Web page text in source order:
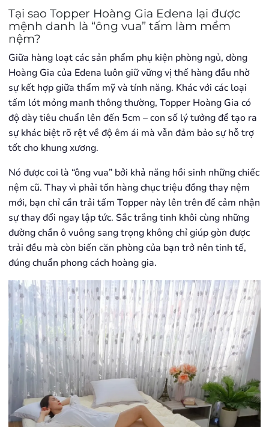
Tại sao Topper Hoàng Gia Edena lại được
mệnh danh là “ông vua” tấm làm mềm
nệm?
Giữa hàng loạt các sản phẩm phụ kiện phòng ngủ, dòng
Hoàng Gia của Edena luôn giữ vững vị thế hàng đầu nhờ
sự kết hợp giữa thẩm mỹ và tính năng. Khác với các loại
tấm lót mỏng manh thông thường, Topper Hoàng Gia có
độ dày tiêu chuẩn lên đến 5cm – con số lý tưởng để tạo ra
sự khác biệt rõ rệt về độ êm ái mà vẫn đảm bảo sự hỗ trợ
tốt cho khung xương.
Nó được coi là “ông vua” bởi khả năng hồi sinh những chiếc
nệm cũ. Thay vì phải tốn hàng chục triệu đồng thay nệm
mới, bạn chỉ cần trải tấm Topper này lên trên để cảm nhận
sự thay đổi ngay lập tức. Sắc trắng tinh khôi cùng những
đường chần ô vuông sang trọng không chỉ giúp gòn được
trải đều mà còn biến căn phòng của bạn trở nên tinh tế,
đúng chuẩn phong cách hoàng gia.